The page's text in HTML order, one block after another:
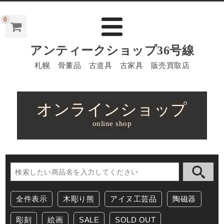
アンティークショップ36号線
札幌 骨董品 古道具 古家具 販売買取店
0
オンラインショップ
online shop
全件表示 木彫り熊 アイヌ工芸品 陶磁器
彫刻 絵画 SALE SOLD OUT